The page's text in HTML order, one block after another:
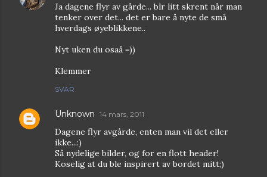
Ja dagene flyr av gårde... blr litt skrent når man
tenker over det... det er bare å nyte de små
hverdags øyeblikkene..
Nyt uken du osaå =))
Klemmer
SVAR
Unknown 14 mars, 2011
Dagene flyr avgårde, enten man vil det eller
ikke...:)
Så nydelige bilder, og for en flott header!
Koselig at du ble inspirert av bordet mitt;)